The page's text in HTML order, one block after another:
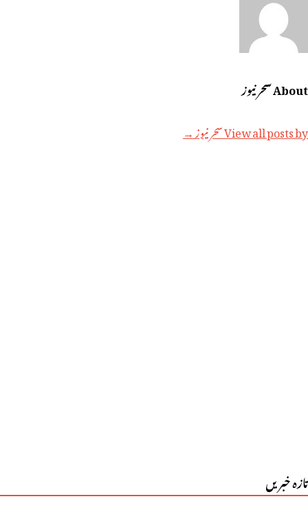
About سحر نیوز
View all posts by سحر نیوز →
تازہ خبریں